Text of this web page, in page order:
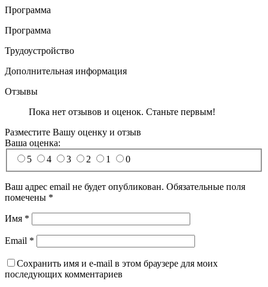
Программа
Программа
Трудоустройство
Дополнительная информация
Отзывы
Пока нет отзывов и оценок. Станьте первым!
Разместите Вашу оценку и отзыв
Ваша оценка:
5
4 3 2 1 0
Ваш адрес email не будет опубликован. Обязательные поля
помечены *
Имя *
Email *
Сохранить имя и e-mail в этом браузере для моих
последующих комментариев